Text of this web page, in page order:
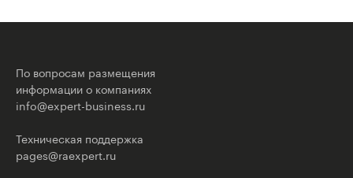
По вопросам размещения
информации о компаниях
info@expert-business.ru
Техническая поддержка
pages@raexpert.ru